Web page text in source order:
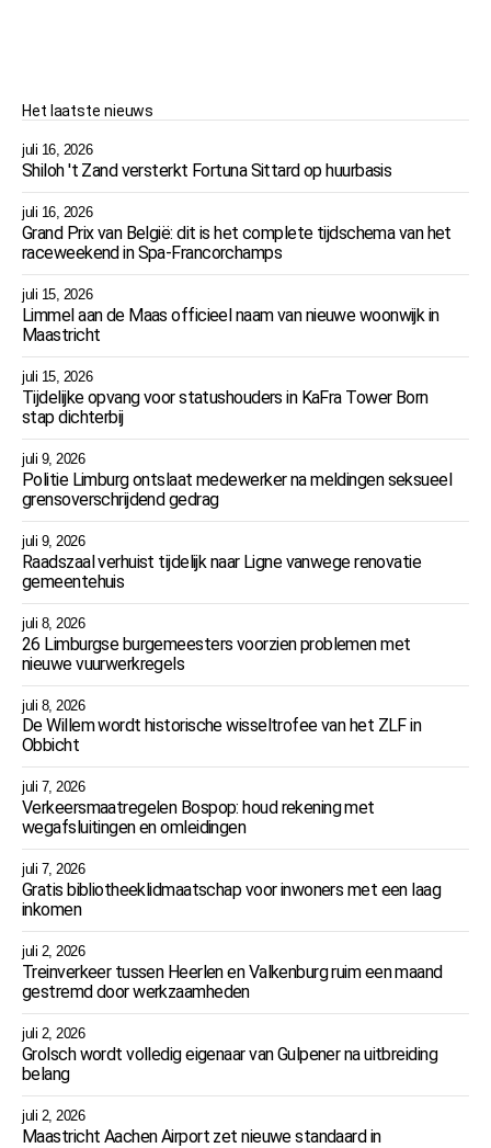
Het laatste nieuws
juli 16, 2026
Shiloh 't Zand versterkt Fortuna Sittard op huurbasis
juli 16, 2026
Grand Prix van België: dit is het complete tijdschema van het
raceweekend in Spa-Francorchamps
juli 15, 2026
Limmel aan de Maas officieel naam van nieuwe woonwijk in
Maastricht
juli 15, 2026
Tijdelijke opvang voor statushouders in KaFra Tower Born
stap dichterbij
juli 9, 2026
Politie Limburg ontslaat medewerker na meldingen seksueel
grensoverschrijdend gedrag
juli 9, 2026
Raadszaal verhuist tijdelijk naar Ligne vanwege renovatie
gemeentehuis
juli 8, 2026
26 Limburgse burgemeesters voorzien problemen met
nieuwe vuurwerkregels
juli 8, 2026
De Willem wordt historische wisseltrofee van het ZLF in
Obbicht
juli 7, 2026
Verkeersmaatregelen Bospop: houd rekening met
wegafsluitingen en omleidingen
juli 7, 2026
Gratis bibliotheeklidmaatschap voor inwoners met een laag
inkomen
juli 2, 2026
Treinverkeer tussen Heerlen en Valkenburg ruim een maand
gestremd door werkzaamheden
juli 2, 2026
Grolsch wordt volledig eigenaar van Gulpener na uitbreiding
belang
juli 2, 2026
Maastricht Aachen Airport zet nieuwe standaard in